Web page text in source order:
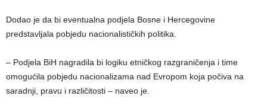
Dodao je da bi eventualna podjela Bosne i Hercegovine
predstavljala pobjedu nacionalističkih politika.
– Podjela BiH nagradila bi logiku etničkog razgraničenja i time
omogućila pobjedu nacionalizama nad Evropom koja počiva na
saradnji, pravu i različitosti – naveo je.